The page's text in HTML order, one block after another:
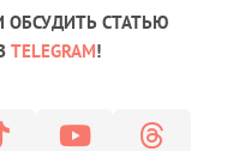
СТАТЬЮ
TELEGRAM!